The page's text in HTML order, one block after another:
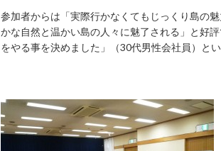
参加者からは「実際行かなくてもじっくり島の
かな自然と温かい島の人々に魅了される」と好
をやる事を決めました」（30代男性会社員）とい